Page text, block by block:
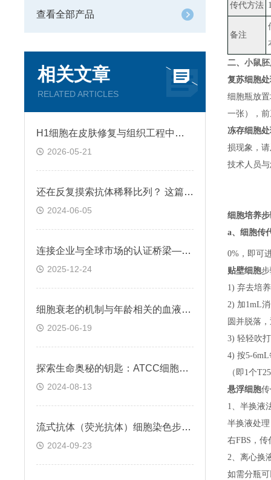
查看全部产品
相关文章
RELATED ARTICLES
H1细胞在皮肤修复与组织工程中的应用前景
2026-05-21
还在反复摸索抗体稀释比列？ 这篇IHC秘籍快来收好！
2024-06-05
连接企业与全球市场的认证桥梁——ATCC细胞
2025-12-24
细胞衰老的机制与年龄相关的血液凝固有关
2025-06-19
探索生命奥秘的钥匙：ATCC细胞株的科学之旅
2024-08-13
流式抗体（荧光抗体）细胞染色步骤与注意事项
2024-09-23
传代方法
备注
二、 小鼠
复苏细胞
细胞瓶放
一张）
，
冻存细胞
损现象，
技术人员
细胞培养
a、 细胞传
0%，即可
贴壁细胞
1) 弃去培
2) 加1mL
圆并脱落
3) 轻轻吹
4) 按5-
（即1个
悬浮细胞
1、半换液
半换液处
右FBS，
2、离心换
如需分瓶